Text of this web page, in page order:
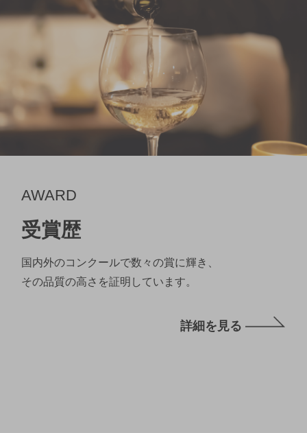
AWARD
受賞歴
国内外のコンクールで数々の賞に輝き、
その品質の高さを証明しています。
詳細を見る